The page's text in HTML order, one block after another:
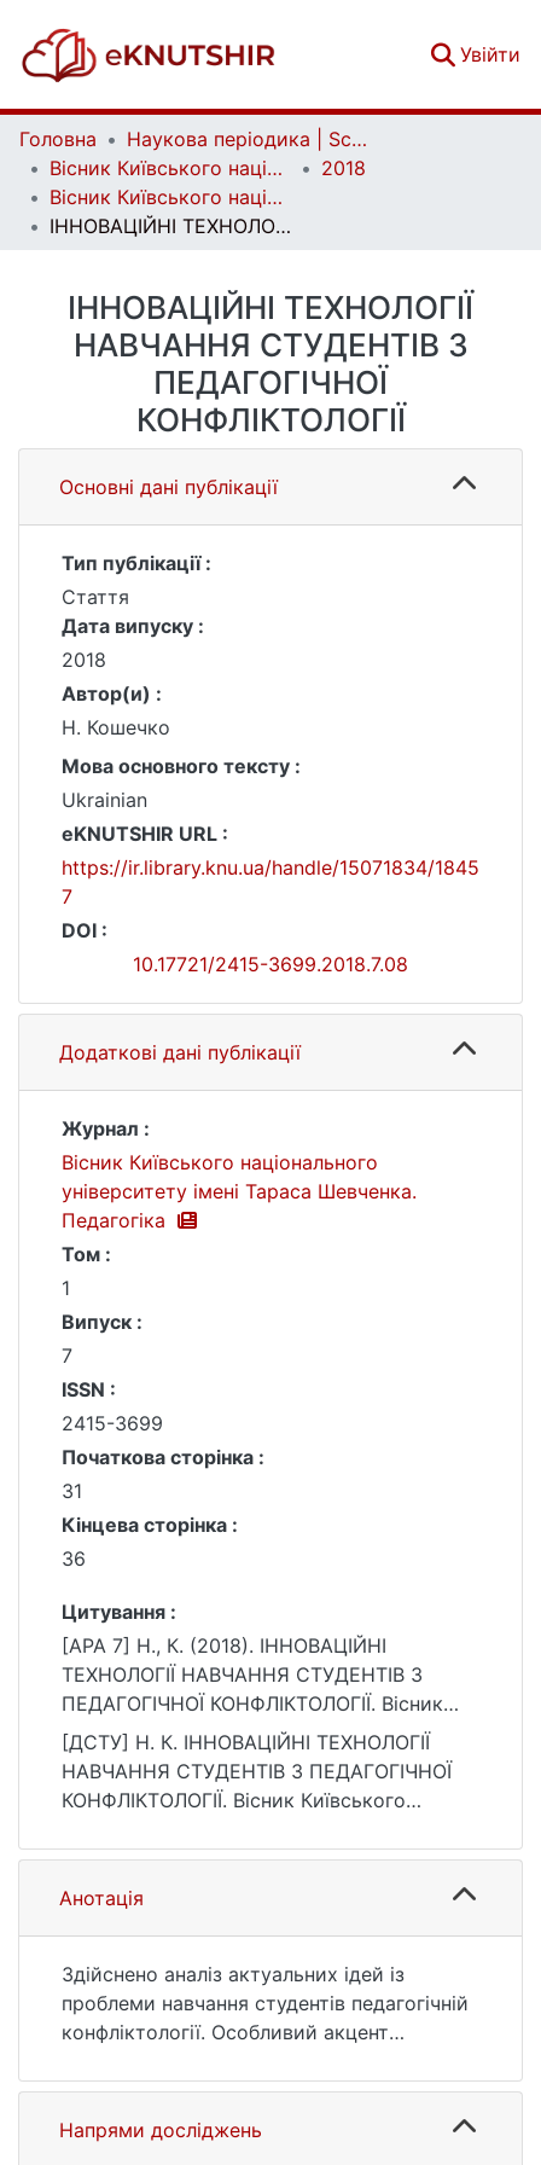
Увійти
Головна
Наукова періодика | Scientific periodicals
Вісник Київського національного університету імені Тараса Шевченка. Педагогіка | Bulletin of Taras Shevchenko National University of Kyiv. Pedagogy
2018
Вісник Київського національного університету імені Тараса Шевченка. Педагогіка. Вип. 1 (7)
ІННОВАЦІЙНІ ТЕХНОЛОГІЇ НАВЧАННЯ СТУДЕНТІВ З ПЕДАГОГІЧНОЇ КОНФЛІКТОЛОГІЇ
ІННОВАЦІЙНІ ТЕХНОЛОГІЇ
НАВЧАННЯ СТУДЕНТІВ З
ПЕДАГОГІЧНОЇ
КОНФЛІКТОЛОГІЇ
Основні дані публікації
Тип публікації :
Стаття
Дата випуску :
2018
Автор(и) :
Н. Кошечко
Мова основного тексту :
Ukrainian
eKNUTSHIR URL :
https://ir.library.knu.ua/handle/15071834/1845
7
DOI :
10.17721/2415-3699.2018.7.08
Додаткові дані публікації
Журнал :
Вісник Київського національного
університету імені Тараса Шевченка.
Педагогіка
Том :
1
Випуск :
7
ISSN :
2415-3699
Початкова сторінка :
31
Кінцева сторінка :
36
Цитування :
[APA 7] Н., К. (2018). ІННОВАЦІЙНІ
ТЕХНОЛОГІЇ НАВЧАННЯ СТУДЕНТІВ З
ПЕДАГОГІЧНОЇ КОНФЛІКТОЛОГІЇ. Вісник
Київського національного університету
імені Тараса Шевченка. Педагогіка, 1(7),
31–36. https://doi.org/10.17721/2415-
[ДСТУ] Н. К. ІННОВАЦІЙНІ ТЕХНОЛОГІЇ
НАВЧАННЯ СТУДЕНТІВ З ПЕДАГОГІЧНОЇ
КОНФЛІКТОЛОГІЇ. Вісник Київського
Шевченка. Педагогіка. 2018. Т. 1, № 7. С. 31
—36. DOI: 10.17721/2415-3699.2018.7.08
(дата звернення: 25.07.2026).
Анотація
Здійснено аналіз актуальних ідей із
проблеми навчання студентів педагогічній
конфліктології. Особливий акцент
Виняткову увагу приділено коучингу,
менторінгу, медіації, модерації,
фасилітації.
Напрями досліджень